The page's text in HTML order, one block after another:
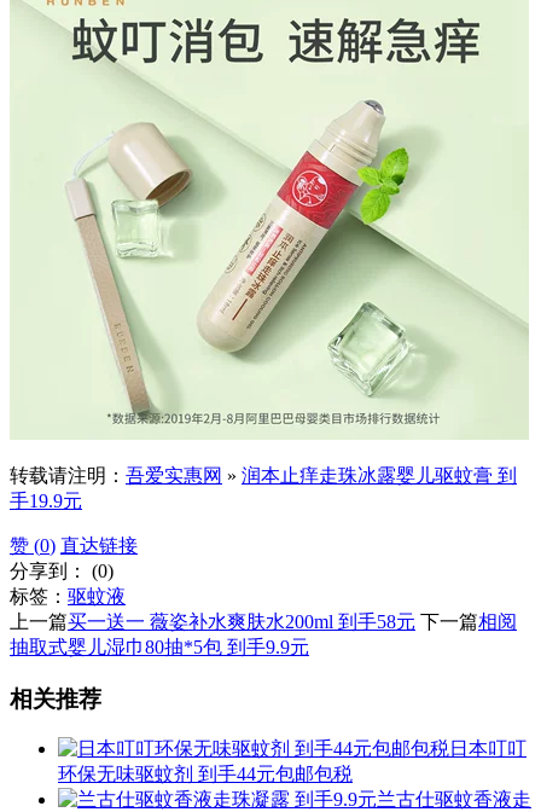
转载请注明： 吾爱实惠网 » 润本止痒走珠冰露婴儿驱蚊膏 到
手19.9元
赞 (0) 直达链接
分享到： (0)
标签： 驱蚊液
上一篇买一送一 薇姿补水爽肤水200ml 到手58元 下一篇相阅
抽取式婴儿湿巾80抽*5包 到手9.9元
相关推荐
日本叮叮
环保无味驱蚊剂 到手44元包邮包税
兰古仕驱蚊香液走